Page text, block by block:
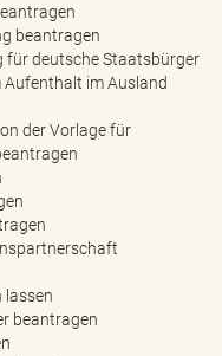
beantragen
für deutsche Staatsbürger
im Ausland
der Vorlage für
lassen
beantragen